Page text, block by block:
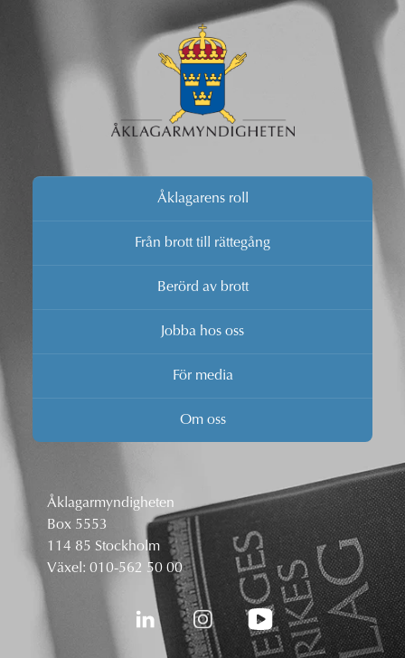
Åklagarens roll
Från brott till rättegång
Berörd av brott
Jobba hos oss
För media
Om oss
Åklagarmyndigheten
Box 5553
114 85 Stockholm
Växel: 010-562 50 00